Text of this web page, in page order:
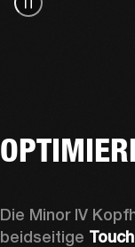
Die Minor IV
beidseitige